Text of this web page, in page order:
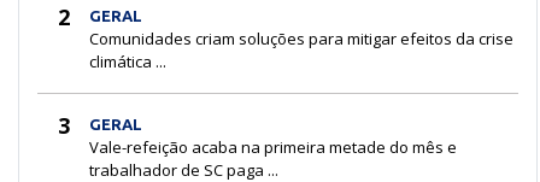
2 GERAL
Comunidades criam soluções para mitigar efeitos da crise
climática ...
3 GERAL
Vale-refeição acaba na primeira metade do mês e
trabalhador de SC paga ...